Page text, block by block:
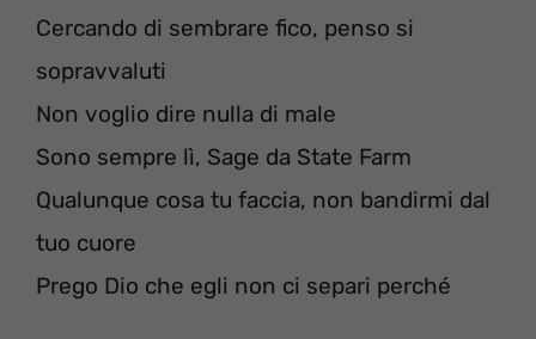
Cercando di sembrare fico, penso si
sopravvaluti
Non voglio dire nulla di male
Sono sempre lì, Sage da State Farm
Qualunque cosa tu faccia, non bandirmi dal
tuo cuore
Prego Dio che egli non ci separi perché